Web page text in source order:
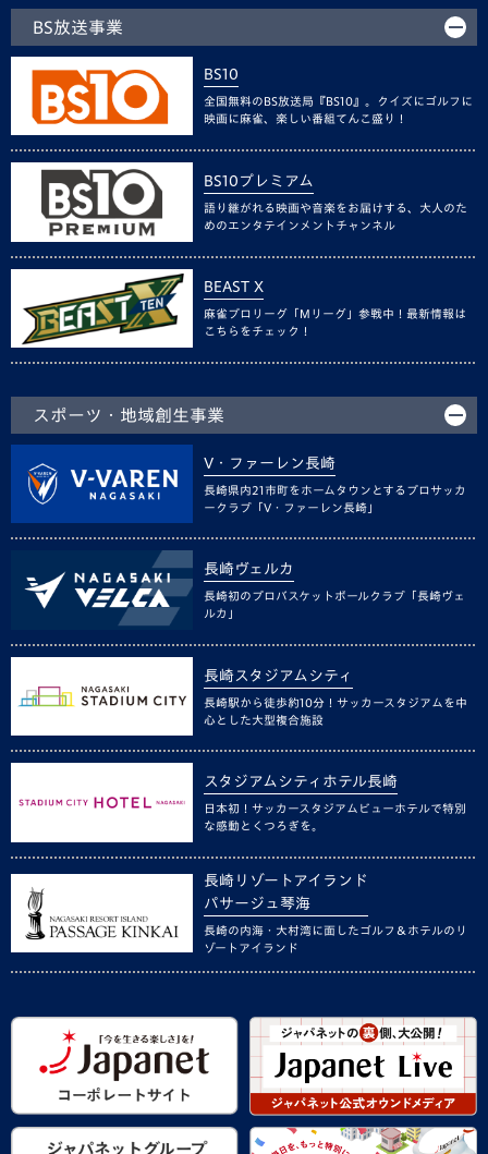
BS放送事業
BS10
全国無料のBS放送局『BS10』。クイズにゴルフに
映画に麻雀、楽しい番組てんこ盛り！
BS10プレミアム
語り継がれる映画や音楽をお届けする、大人のた
めのエンタテインメントチャンネル
BEAST X
麻雀プロリーグ「Mリーグ」参戦中！最新情報は
こちらをチェック！
スポーツ・地域創生事業
V・ファーレン長崎
長崎県内21市町をホームタウンとするプロサッカ
ークラブ「V・ファーレン長崎」
長崎ヴェルカ
長崎初のプロバスケットボールクラブ「長崎ヴェ
ルカ」
長崎スタジアムシティ
長崎駅から徒歩約10分！サッカースタジアムを中
心とした大型複合施設
スタジアムシティホテル長崎
日本初！サッカースタジアムビューホテルで特別
な感動とくつろぎを。
長崎リゾートアイランド
パサージュ琴海
長崎の内海・大村湾に面したゴルフ＆ホテルのリ
ゾートアイランド